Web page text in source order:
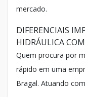
mercado.
DIFERENCIAIS
HIDRÁULICA
Quem procura por
rápido em uma
Bragal. Atuando